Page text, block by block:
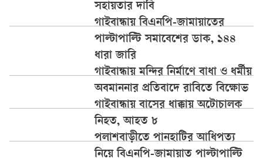
সহায়তার দাবি
গাইবান্ধায় বিএনপি-জামায়াতের
পাল্টাপাল্টি সমাবেশের ডাক, ১৪৪
ধারা জারি
গাইবান্ধায় মন্দির নির্মাণে বাধা ও ধর্মীয়
অবমাননার প্রতিবাদে রাবিতে বিক্ষোভ
গাইবান্ধায় বাসের ধাক্কায় অটোচালক
নিহত, আহত ৮
পলাশবাড়ীতে পানহাটির আধিপত্য
নিয়ে বিএনপি-জামায়াত পাল্টাপাল্টি